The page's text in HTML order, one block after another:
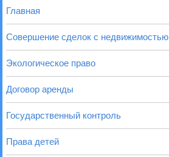
Главная
Совершение сделок с недвижимостью
Экологическое право
Договор аренды
Государственный контроль
Права детей